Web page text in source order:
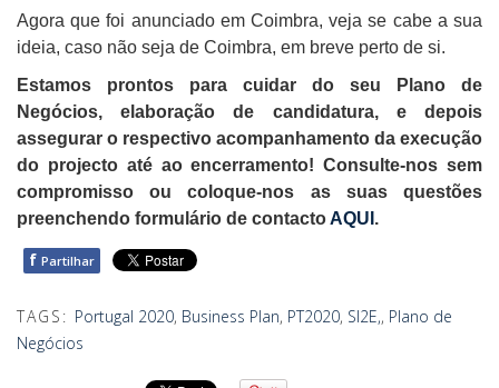
Agora que foi anunciado em Coimbra, veja se cabe a sua
ideia, caso não seja de Coimbra, em breve perto de si.
Estamos prontos para cuidar do seu Plano de
Negócios, elaboração de candidatura, e depois
assegurar o respectivo acompanhamento da execução
do projecto até ao encerramento! Consulte-nos sem
compromisso ou coloque-nos as suas questões
preenchendo formulário de contactoAQUI .
f Partilhar
TAGS: Portugal 2020, Business Plan, PT2020, SI2E,, Plano de
Negócios